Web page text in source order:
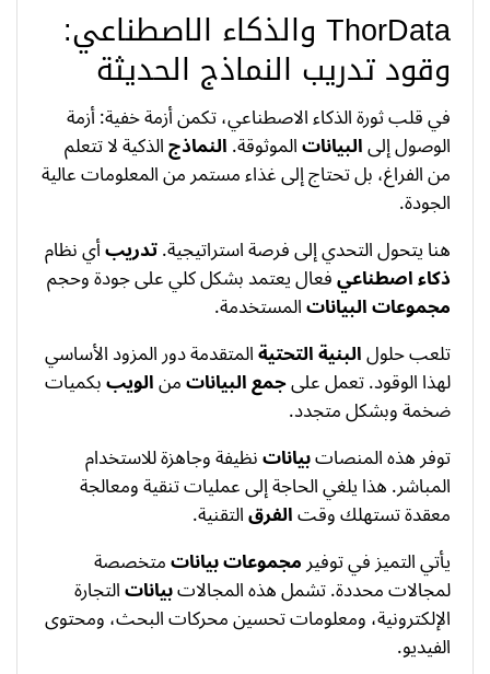
ThorData والذكاء الاصطناعي:
وقود تدريب النماذج الحديثة
في قلب ثورة الذكاء الاصطناعي، تكمن أزمة خفية: أزمة
الوصول إلىالبياناتالموثوقة.النماذجالذكية لا تتعلم
من الفراغ، بل تحتاج إلى غذاء مستمر من المعلومات عالية
الجودة.
هنا يتحول التحدي إلى فرصة استراتيجية.تدريبأي نظام
ذكاء اصطناعيفعال يعتمد بشكل كلي على جودة وحجم
مجموعات البياناتالمستخدمة.
تلعب حلولالبنية التحتيةالمتقدمة دور المزود الأساسي
لهذا الوقود. تعمل علىجمع البياناتمنالويببكميات
ضخمة وبشكل متجدد.
توفر هذه المنصاتبياناتنظيفة وجاهزة للاستخدام
المباشر. هذا يلغي الحاجة إلى عمليات تنقية ومعالجة
معقدة تستهلك وقتالفرقالتقنية.
يأتي التميز في توفيرمجموعات بياناتمتخصصة
لمجالات محددة. تشمل هذه المجالاتبياناتالتجارة
الإلكترونية، ومعلومات تحسين محركات البحث، ومحتوى
الفيديو.